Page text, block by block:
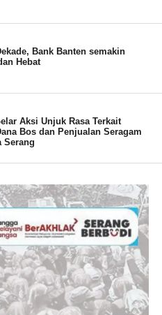
TMMD, TNI akan
kesejahteraan
kebangsaan dan kesadaran
pembangunan dan menjaga
mewujudkan Ketahanan
bidang kehidupan masyarakat”
yang sebesar-besarnya
atas dukungan dan
yang sama-sama dimiliki
kesejahteraan
Bank Banten semakin
Hebat
Aksi Unjuk Rasa Terkait
Bos dan Penjualan Seragam
Serang